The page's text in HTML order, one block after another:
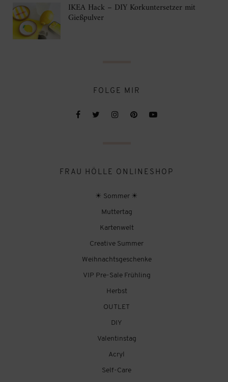
IKEA Hack – DIY Korkuntersetzer mit
Gießpulver
FOLGE MIR
FRAU HÖLLE ONLINESHOP
☀ Sommer ☀
Muttertag
Kartenwelt
Creative Summer
Weihnachtsgeschenke
VIP Pre-Sale Frühling
Herbst
OUTLET
DIY
Valentinstag
Acryl
Self-Care